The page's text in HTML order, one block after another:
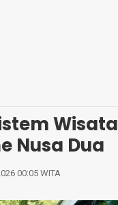
Wisata
Nusa Dua
00:05 WITA